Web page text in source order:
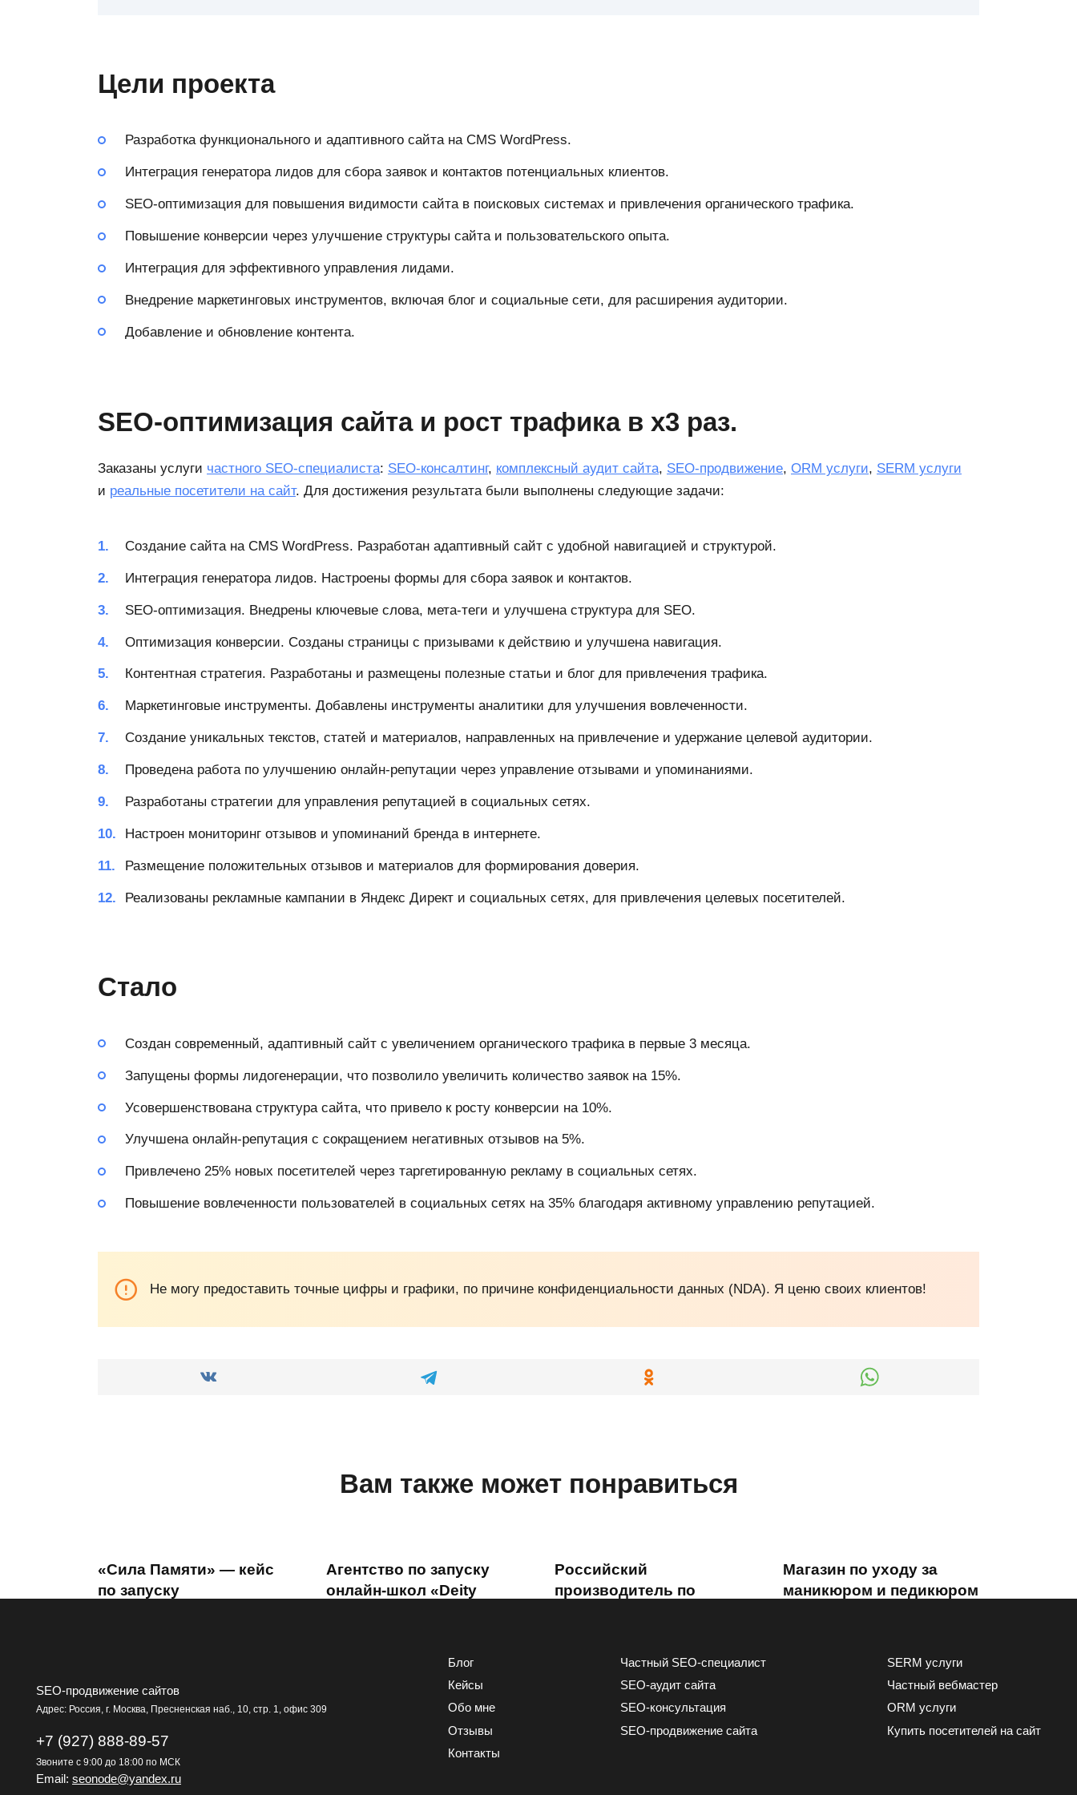
Цели проекта
Разработка функционального и адаптивного сайта на CMS WordPress.
Интеграция генератора лидов для сбора заявок и контактов потенциальных клиентов.
SEO-оптимизация для повышения видимости сайта в поисковых системах и привлечения органического трафика.
Повышение конверсии через улучшение структуры сайта и пользовательского опыта.
Интеграция для эффективного управления лидами.
Внедрение маркетинговых инструментов, включая блог и социальные сети, для расширения аудитории.
Добавление и обновление контента.
SEO-оптимизация сайта и рост трафика в х3 раз.
Заказаны услуги частного SEO-специалиста: SEO-консалтинг, комплексный аудит сайта, SEO-продвижение, ORM услуги, SERM услуги
и реальные посетители на сайт. Для достижения результата были выполнены следующие задачи:
Создание сайта на CMS WordPress. Разработан адаптивный сайт с удобной навигацией и структурой.
Интеграция генератора лидов. Настроены формы для сбора заявок и контактов.
SEO-оптимизация. Внедрены ключевые слова, мета-теги и улучшена структура для SEO.
Оптимизация конверсии. Созданы страницы с призывами к действию и улучшена навигация.
Контентная стратегия. Разработаны и размещены полезные статьи и блог для привлечения трафика.
Маркетинговые инструменты. Добавлены инструменты аналитики для улучшения вовлеченности.
Создание уникальных текстов, статей и материалов, направленных на привлечение и удержание целевой аудитории.
Проведена работа по улучшению онлайн-репутации через управление отзывами и упоминаниями.
Разработаны стратегии для управления репутацией в социальных сетях.
Настроен мониторинг отзывов и упоминаний бренда в интернете.
Размещение положительных отзывов и материалов для формирования доверия.
Реализованы рекламные кампании в Яндекс Директ и социальных сетях, для привлечения целевых посетителей.
Стало
Создан современный, адаптивный сайт с увеличением органического трафика в первые 3 месяца.
Запущены формы лидогенерации, что позволило увеличить количество заявок на 15%.
Усовершенствована структура сайта, что привело к росту конверсии на 10%.
Улучшена онлайн-репутация с сокращением негативных отзывов на 5%.
Привлечено 25% новых посетителей через таргетированную рекламу в социальных сетях.
Повышение вовлеченности пользователей в социальных сетях на 35% благодаря активному управлению репутацией.
Не могу предоставить точные цифры и графики, по причине конфиденциальности данных (NDA). Я ценю своих клиентов!
Вам также может понравиться
«Сила Памяти» — кейс
по запуску
0 973
Агентство по запуску
онлайн-школ «Deity
Российский
производитель по
1.1к.
Магазин по уходу за
маникюром и педикюром
Санаторий c услугами
SEO-продвижение сайтов
Адрес: Россия, г. Москва, Пресненская наб., 10, стр. 1, офис 309
+7 (927) 888-89-57
Звоните с 9:00 до 18:00 по МСК
Email: seonode@yandex.ru
Блог
Кейсы
Обо мне
Отзывы
Контакты
Частный SEO-специалист
SEO-аудит сайта
SEO-консультация
SEO-продвижение сайта
SERM услуги
Частный вебмастер
ORM услуги
Купить посетителей на сайт